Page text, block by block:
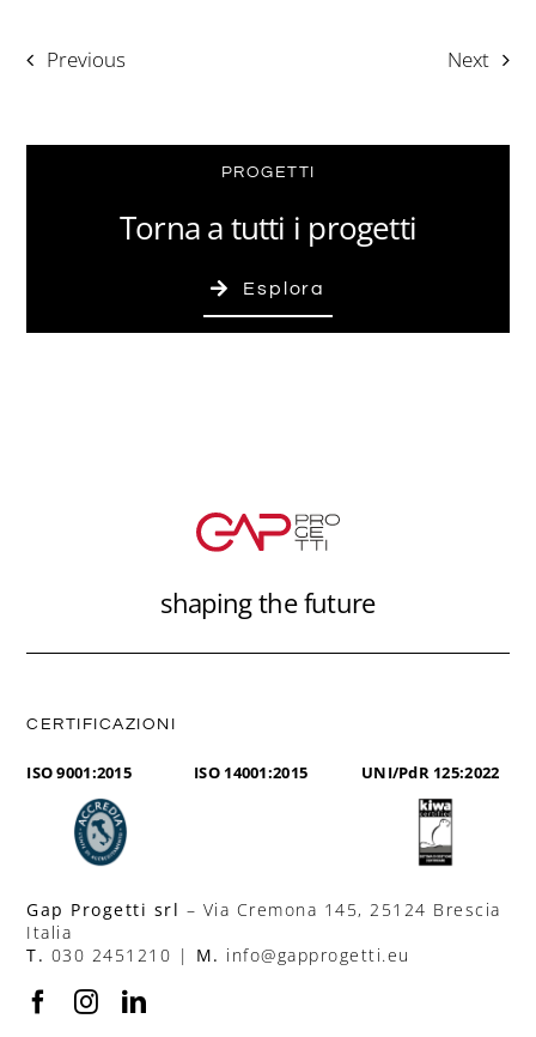
Previous Next
PROGETTI
Torna a tutti i progetti
Esplora
shaping the future
Gap Progetti srl – Via Cremona 145, 25124 Brescia
Italia
T. 030 2451210 | M. info@gapprogetti.eu
CERTIFICAZIONI
ISO 9001:2015 ISO 14001:2015 UNI/PdR 125:2022